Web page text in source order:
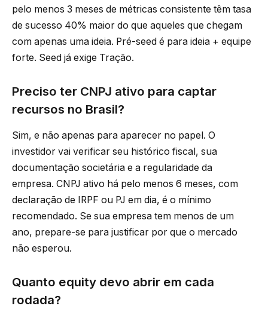
pelo menos 3 meses de métricas consistente têm tasa
de sucesso 40% maior do que aqueles que chegam
com apenas uma ideia. Pré-seed é para ideia + equipe
forte. Seed já exige Tração.
Preciso ter CNPJ ativo para captar
recursos no Brasil?
Sim, e não apenas para aparecer no papel. O
investidor vai verificar seu histórico fiscal, sua
documentação societária e a regularidade da
empresa. CNPJ ativo há pelo menos 6 meses, com
declaração de IRPF ou PJ em dia, é o mínimo
recomendado. Se sua empresa tem menos de um
ano, prepare-se para justificar por que o mercado
não esperou.
Quanto equity devo abrir em cada
rodada?